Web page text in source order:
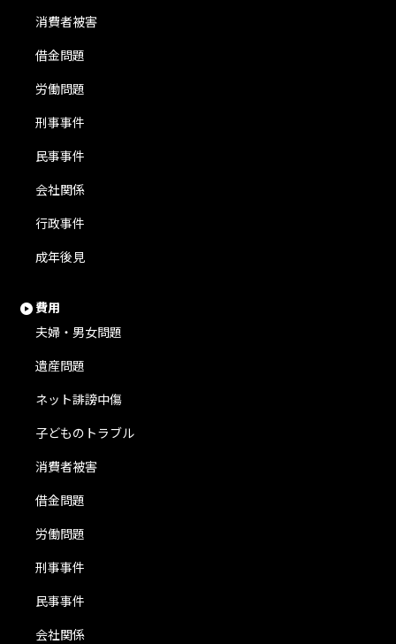
消費者被害
借金問題
労働問題
刑事事件
民事事件
会社関係
行政事件
成年後見
費用
夫婦・男女問題
遺産問題
ネット誹謗中傷
子どものトラブル
消費者被害
借金問題
労働問題
刑事事件
民事事件
会社関係